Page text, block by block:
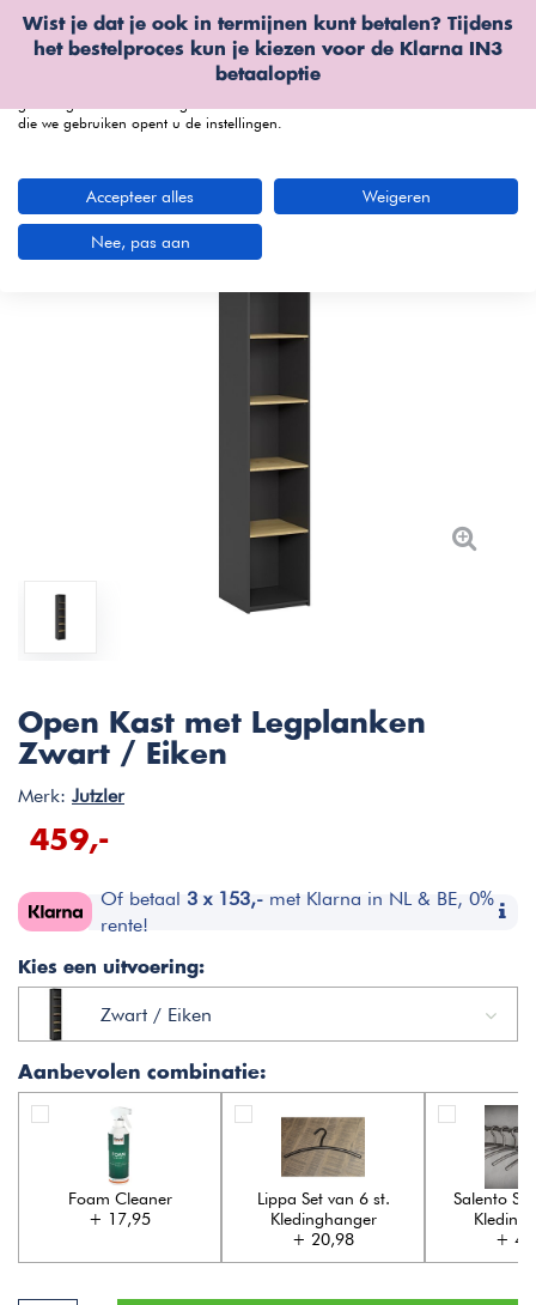
Wist je dat je ook in termijnen kunt betalen? Tijdens
het bestelproces kun je kiezen voor de Klarna IN3
betaaloptie
Bekijk productvideo
Open Kast met Legplanken
Zwart / Eiken
Merk: Jutzler
459,-
Of betaal 3 x 153,- met Klarna in NL & BE, 0%
rente!
Kies een uitvoering:
Zwart / Eiken
Aanbevolen combinatie:
Foam Cleaner
+ 17,95
Lippa Set van 6 st.
Kledinghanger
+ 20,98
Salento
+
Wij gebruiken cookies
We kunnen deze plaatsen voor analyse van onze bezoekersgegevens, om
onze website te verbeteren, gepersonaliseerde inhoud te tonen en om u een
die we gebruiken opent u de instellingen.
Accepteer alles Weigeren
Nee, pas aan